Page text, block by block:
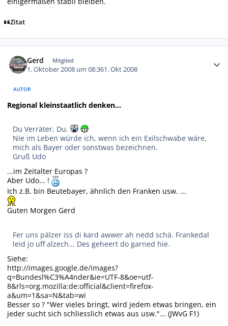
Zitat
Gerd Mitglied
1. Oktober 2008 um 08:361. Okt 2008
AUTOR
Regional kleinstaatlich denken...
Du Verräter, Du.
Nie im Leben würde ich, wenn ich ein Exilschwabe wäre,
mich als Bayer oder sonstwas bezeichnen.
Gruß Udo
...im Zeitalter Europas ?
Aber Udo... !
Ich z.B. bin Beutebayer, ähnlich den Franken usw. ...
Guten Morgen Gerd
Fer uns pälzer iss di kard awwer ah nedd schä. Frankedal
leid jo uff alzech... Des geheert do garned hie.
Siehe:
http://images.google.de/images?
q=Bundesl%C3%A4nder&ie=UTF-8&oe=utf-
8&rls=org.mozilla:de:official&client=firefox-
a&um=1&sa=N&tab=wi
Besser so ? "Wer vieles bringt, wird jedem etwas bringen, ein
jeder sucht sich schliesslich etwas aus usw."... (JWvG F1)